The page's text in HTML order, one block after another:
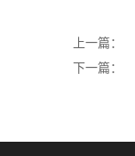
上一篇：
下一篇：